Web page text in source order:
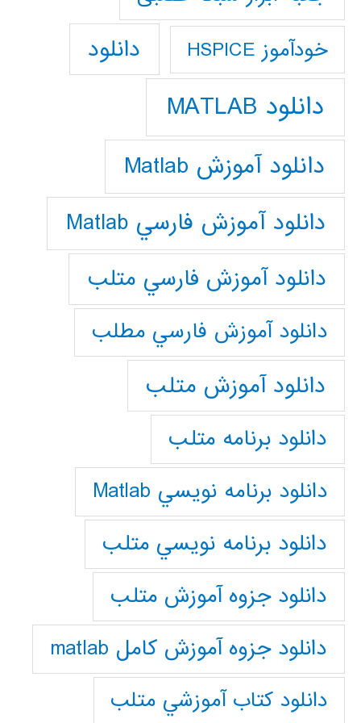
خودآموز HSPICE دانلود
دانلود MATLAB
دانلود آموزش Matlab
دانلود آموزش فارسي Matlab
دانلود آموزش فارسي متلب
دانلود آموزش فارسي مطلب
دانلود آموزش متلب
دانلود برنامه متلب
دانلود برنامه نويسي Matlab
دانلود برنامه نويسي متلب
دانلود جزوه آموزش متلب
دانلود جزوه آموزش کامل matlab
دانلود كتاب آموزشي متلب